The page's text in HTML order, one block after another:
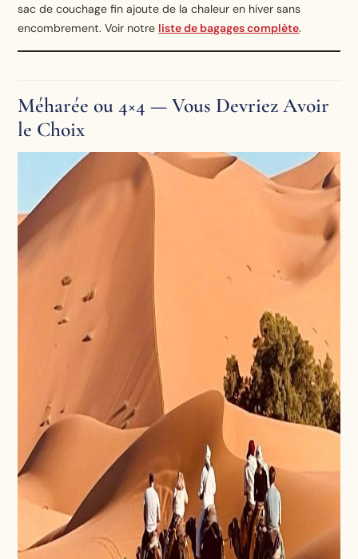
sac de couchage fin ajoute de la chaleur en hiver sans
encombrement. Voir notre liste de bagages complète.
Méharée ou 4×4 — Vous Devriez Avoir
le Choix